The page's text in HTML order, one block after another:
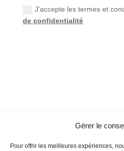
Gérer le
Pour offrir les meilleures expériences,
J'accepte les termes et
de confidentialité